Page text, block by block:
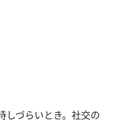
づらいとき。社交の